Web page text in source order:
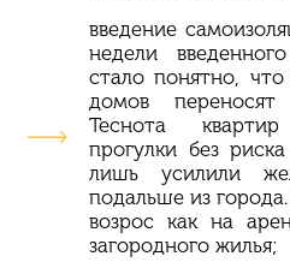
введение
недели
стало понятно, что
домов
Теснота
прогулки без
лишь усилили
подальше из
возрос как на
загородного жилья;